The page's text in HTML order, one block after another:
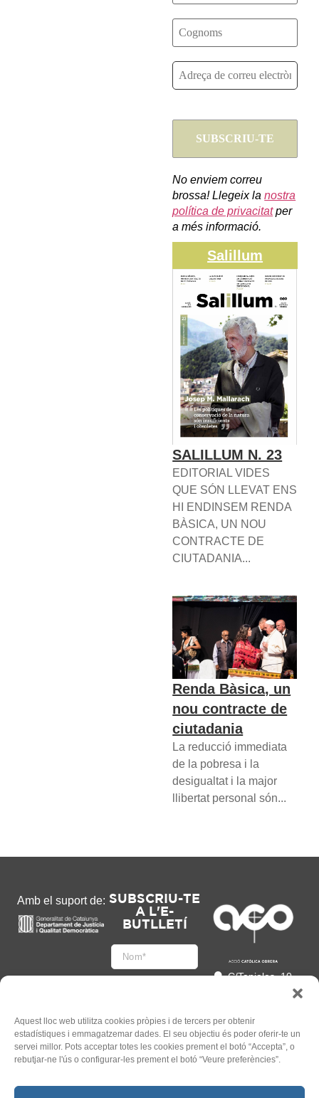
Aquest lloc web utilitza cookies pròpies i de tercers per obtenir
estadístiques i emmagatzemar dades. El seu objectiu és poder oferir-te un
servei millor. Pots acceptar totes les cookies prement el botó “Accepta”, o
rebutjar-ne l'ús o configurar-les prement el botó “Veure preferències”.
No enviem correu
brossa! Llegeix lanostra
política de privacitatper
a més informació.
Salillum
SALILLUM N. 23
EDITORIAL VIDES
QUE SÓN LLEVAT ENS
HI ENDINSEM RENDA
BÀSICA, UN NOU
CONTRACTE DE
CIUTADANIA...
Renda Bàsica, un
nou contracte de
ciutadania
La reducció immediata
de la pobresa i la
desigualtat i la major
llibertat personal són...
Amb el suport de: SUBSCRIU-TE
A L'E-
BUTLLETÍ
Accepto
l'Informació legal
C/Tapioles, 10
93 505 86 86
hola@acocat.org